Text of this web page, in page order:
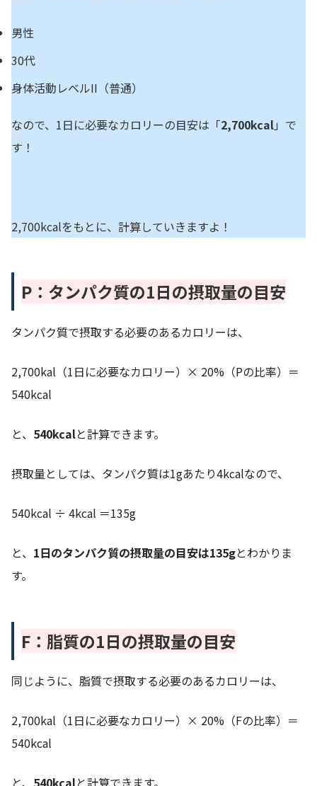
男性
30代
身体活動レベルII（普通）
なので、1日に必要なカロリーの目安は「2,700kcal」で
す！
2,700kcalをもとに、計算していきますよ！
P：タンパク質の1日の摂取量の目安
タンパク質で摂取する必要のあるカロリーは、
2,700kal（1日に必要なカロリー）× 20%（Pの比率）＝
540kcal
と、 540kcalと計算できます。
摂取量としては、タンパク質は1gあたり4kcalなので、
540kcal ÷ 4kcal ＝135g
と、 1日のタンパク質の摂取量の目安は135gとわかりま
す。
F：脂質の1日の摂取量の目安
同じように、脂質で摂取する必要のあるカロリーは、
2,700kal（1日に必要なカロリー）× 20%（Fの比率）＝
540kcal